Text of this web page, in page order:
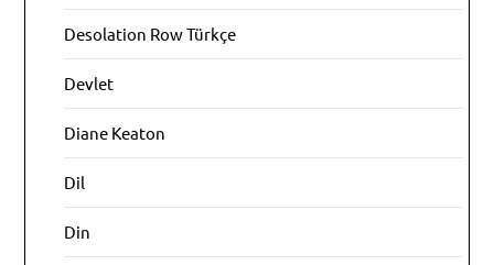
Desolation Row Türkçe
Devlet
Diane Keaton
Dil
Din